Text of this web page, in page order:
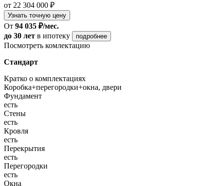
от 22 304 000 ₽
Узнать точную цену
От 94 035 ₽/мес.
до 30 лет в ипотеку подробнее
Посмотреть комлектацию
Стандарт
Кратко о комплектациях
Коробка+перегородки+окна, двери
Фундамент
есть
Стены
есть
Кровля
есть
Перекрытия
есть
Перегородки
есть
Окна